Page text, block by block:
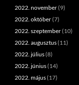
2022. november(9)
2022. október(7)
2022. szeptember(10)
2022. augusztus(11)
2022. július(8)
2022. június(14)
2022. május(17)